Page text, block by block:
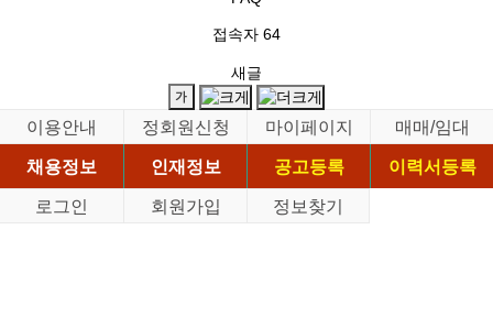
접속자 64
새글
이용안내 정회원신청 마이페이지
매매/임대
채용정보
인재정보 공고등록
이력서등록
로그인
회원가입 정보찾기